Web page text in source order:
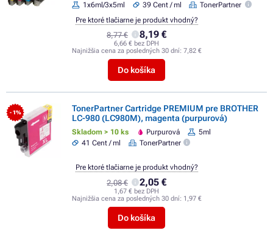
1x6ml/3x5ml
39 Cent / ml TonerPartner
8,77 € 8,19 €
6,66 € bez DPH
Najnižšia cena za posledných 30 dní: 7,82 €
Do košíka
Pre ktoré tlačiarne je produkt vhodný?
- 1%
TonerPartner Cartridge PREMIUM pre BROTHER
LC-980 (LC980M), magenta (purpurová)
Skladom > 10 ks Purpurová
5ml
41 Cent / ml
TonerPartner
2,08 € 2,05 €
1,67 € bez DPH
Najnižšia cena za posledných 30 dní: 1,97 €
Do košíka
Pre ktoré tlačiarne je produkt vhodný?